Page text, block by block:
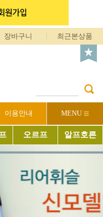
장바구니 최근본상품
이용안내 MENU
오르프 알프호른